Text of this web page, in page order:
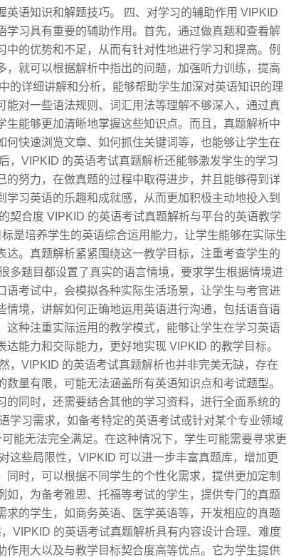
英语知识和解题技巧。 四、对学习的辅助作用 VIPKID
学习具有重要的辅助作用。首先，通过做真题和查看解
中的优势和不足，从而有针对性地进行学习和提高。例
，就可以根据解析中指出的问题，加强听力训练，提高
的详细讲解和分析，能够帮助学生加深对英语知识的理
能对一些语法规则、词汇用法等理解不够深入，通过真
生能够更加清晰地掌握这些知识点。而且，真题解析中
何快速浏览文章、如何抓住关键词等，也能够让学生在
，VIPKID 的英语考试真题解析还能够激发学生的学习
的努力，在做真题的过程中取得进步，并且能够得到详
学习英语的乐趣和成就感，从而更加积极主动地投入到
契合度 VIPKID 的英语考试真题解析与平台的英语教学
是培养学生的英语综合运用能力，让学生能够在实际生
达。真题解析紧紧围绕这一教学目标，注重考查学生的
多题目都设置了真实的语言情境，要求学生根据情境进
语考试中，会模拟各种实际生活场景，让学生与考官进
情境，讲解如何正确地运用英语进行沟通，包括语音语
这种注重实际运用的教学模式，能够让学生在学习英语
能力和交际能力，更好地实现 VIPKID 的教学目标。
，VIPKID 的英语考试真题解析也并非完美无缺，存在
量有限，可能无法涵盖所有英语知识点和考试题型。
的同时，还需要结合其他的学习资料，进行全面系统的
学习需求，如备考特定的英语考试或针对某个专业领域
能无法完全满足。在这种情况下，学生可能需要寻求更
这些局限性，VIPKID 可以进一步丰富真题库，增加更
同时，可以根据不同学生的个性化需求，提供更加定制
如，为备考雅思、托福等考试的学生，提供专门的真题
求的学生，如商务英语、医学英语等，开发相应的真题
VIPKID 的英语考试真题解析具有内容设计合理、难度
作用大以及与教学目标契合度高等优点。它为学生提供